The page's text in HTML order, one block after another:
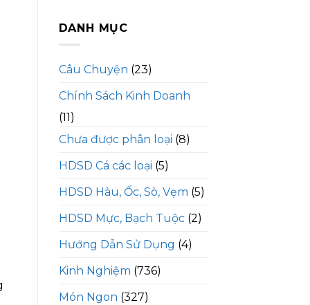
DANH MỤC
Câu Chuyện (23)
Chính Sách Kinh Doanh
(11)
Chưa được phân loại (8)
HDSD Cá các loại (5)
HDSD Hàu, Ốc, Sò, Vẹm (5)
HDSD Mực, Bạch Tuộc(2)
Hướng Dẫn Sử Dụng (4)
Kinh Nghiệm (736)
Món Ngon (327)